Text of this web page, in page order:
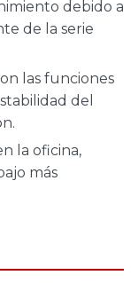
debido a
de la serie
las funciones
del
la oficina,
más